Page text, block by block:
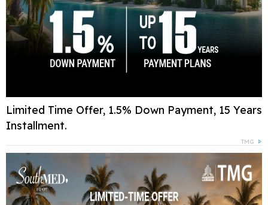
Limited Time Offer, 1.5% Down Payment, 15 Years
Installment.
TMG